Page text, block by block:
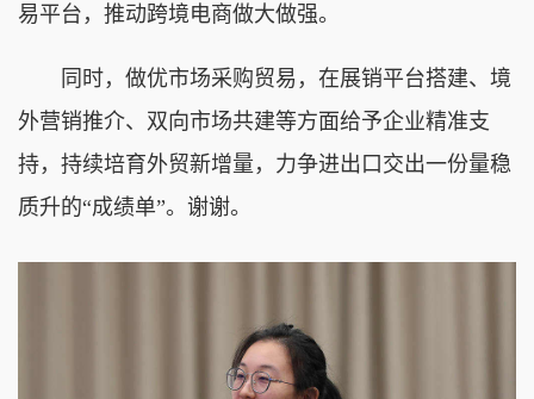
易平台，推动跨境电商做大做强。
同时，做优市场采购贸易，在展销平台搭建、境
外营销推介、双向市场共建等方面给予企业精准支
持，持续培育外贸新增量，力争进出口交出一份量稳
质升的“成绩单”。谢谢。